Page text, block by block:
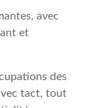
avec
et
des
tact, tout